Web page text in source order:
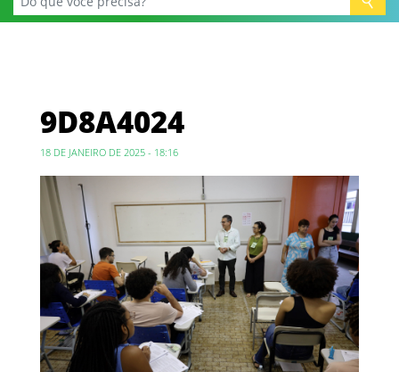
9D8A4024
18 DE JANEIRO DE 2025 - 18:16